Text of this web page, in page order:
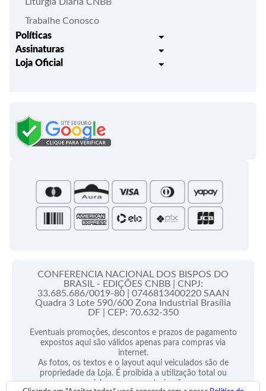
Trabalhe Conosco
Políticas
Trocas e Devoluções
Assinaturas
Liturgia Igreja em Oração
Roteiros Homiléticos
Folhetos e Partituras
Loja Oficial
Bíblias - Tradução Oficial
Campanha da Fraternidade
CONFERENCIA NACIONAL DOS BISPOS DO
BRASIL - EDIÇÕES CNBB | CNPJ:
33.685.686/0019-80 | 0746813400220 SAAN
Quadra 3 Lote 590/600 Zona Industrial Brasília
DF | CEP: 70.632-350
Eventuais promoções, descontos e prazos de pagamento
expostos aqui são válidos apenas para compras via
internet.
As fotos, os textos e o layout aqui veiculados são de
propriedade da Loja. É proibida a utilização total ou
parcial sem nossa autorização.